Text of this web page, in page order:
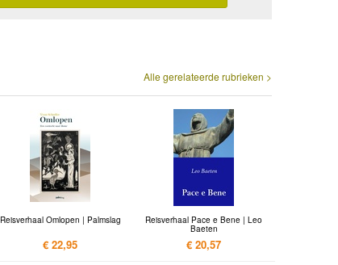
Alle gerelateerde rubrieken >
Reisverhaal Omlopen | Palmslag
€ 22,95
Reisverhaal Pace e Bene | Leo
Baeten
€ 20,57